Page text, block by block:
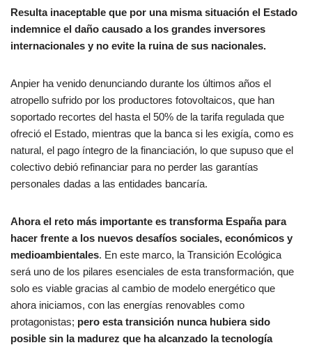
Resulta inaceptable que por una misma situación el Estado
indemnice el daño causado a los grandes inversores
internacionales y no evite la ruina de sus nacionales.
Anpier ha venido denunciando durante los últimos años el
atropello sufrido por los productores fotovoltaicos, que han
soportado recortes del hasta el 50% de la tarifa regulada que
ofreció el Estado, mientras que la banca si les exigía, como es
natural, el pago íntegro de la financiación, lo que supuso que el
colectivo debió refinanciar para no perder las garantías
personales dadas a las entidades bancaría.
Ahora el reto más importante es transforma España para
hacer frente a los nuevos desafíos sociales, económicos y
medioambientales. En este marco, la Transición Ecológica
será uno de los pilares esenciales de esta transformación, que
solo es viable gracias al cambio de modelo energético que
ahora iniciamos, con las energías renovables como
protagonistas; pero esta transición nunca hubiera sido
posible sin la madurez que ha alcanzado la tecnología